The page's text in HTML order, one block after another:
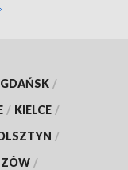
GDAŃSK /
/ KIELCE /
/
/